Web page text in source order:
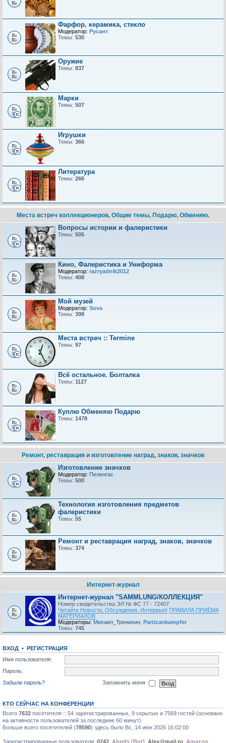
Фарфор, керамика, стекло
Модератор: Русант
Темы: 530
Оружие
Темы: 837
Марки
Темы: 507
Игрушки
Темы: 366
Литература
Темы: 266
Места встреч коллекционеров, Общие темы, Подарю, Обменяю.
Вопросы истории и фалеристики
Темы: 505
Кино, Фалеристика и Униформа
Модератор: razryadnik2012
Темы: 408
Мой музей
Модератор: Sova
Темы: 398
Места встреч :: Termine
Темы: 97
Всё остальное. Болталка
Темы: 1127
Куплю Обменяю Подарю
Темы: 1478
Ремонт, реставрация и изготовление наград, знаков, значков
Изготовление значков
Модератор: Пеленгас
Темы: 500
Технология изготовления предметов
фалеристики
Темы: 55
Ремонт и реставрация наград, знаков, значков
Темы: 374
Интернет-журнал
Интернет-журнал "SAMMLUNG/КОЛЛЕКЦИЯ"
Номер свидетельства ЭЛ № ФС 77 - 72407
Читайте Новости, Обсуждения, Интервью! ПРАВИЛА ПРИЁМА
МАТЕРИАЛОВ
Модераторы: Михаил_Тренихин Partizankampfer
Темы: 745
ВХОД • РЕГИСТРАЦИЯ
Имя пользователя:
Пароль:
Забыли пароль?
Запомнить меня
КТО СЕЙЧАС НА КОНФЕРЕНЦИИ
Всего 7632 посетителя :: 54 зарегистрированных, 9 скрытых и 7569 гостей (основано
на активности пользователей за последние 60 минут)
Больше всего посетителей (78590) здесь было Вс, 14 июн 2026 16:02:00
Зарегистрированные пользователи: 0242 Ahrefs [Bot] Alex@mail.ru Amazon